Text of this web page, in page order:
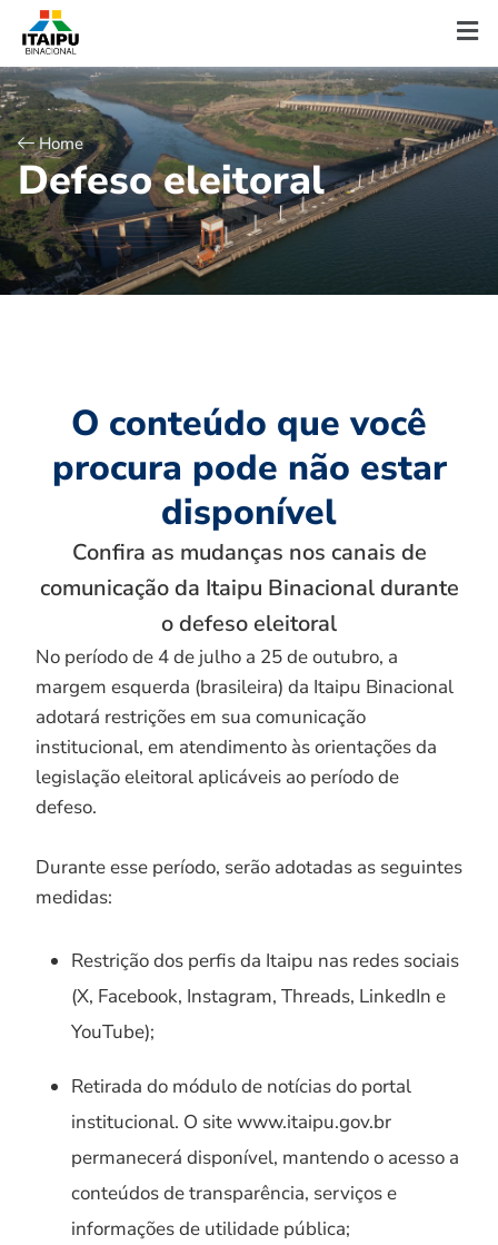
Home
Defeso eleitoral
O conteúdo que você
procura pode não estar
disponível
Confira as mudanças nos canais de
comunicação da Itaipu Binacional durante
o defeso eleitoral
No período de 4 de julho a 25 de outubro, a
margem esquerda (brasileira) da Itaipu Binacional
adotará restrições em sua comunicação
institucional, em atendimento às orientações da
legislação eleitoral aplicáveis ao período de
defeso.
Durante esse período, serão adotadas as seguintes
medidas:
Restrição dos perfis da Itaipu nas redes sociais
(X, Facebook, Instagram, Threads, LinkedIn e
YouTube);
Retirada do módulo de notícias do portal
institucional. O site www.itaipu.gov.br
permanecerá disponível, mantendo o acesso a
conteúdos de transparência, serviços e
informações de utilidade pública;